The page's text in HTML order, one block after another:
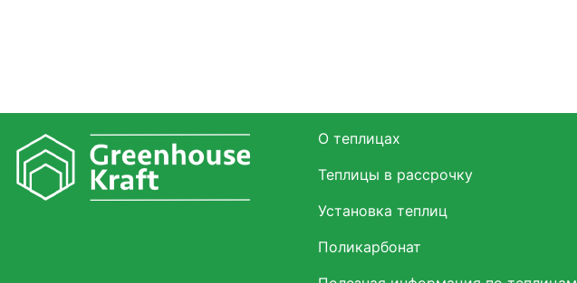
О теплицах
Теплицы в рассрочку
Установка теплиц
Поликарбонат